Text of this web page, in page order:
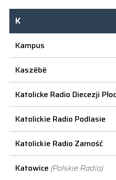
K
Kampus
Kaszëbë
Katolicke Radio Diecezji
Katolickie Radio Podlasie
Katolickie Radio Zamość
Katowice (Polskie Radio)